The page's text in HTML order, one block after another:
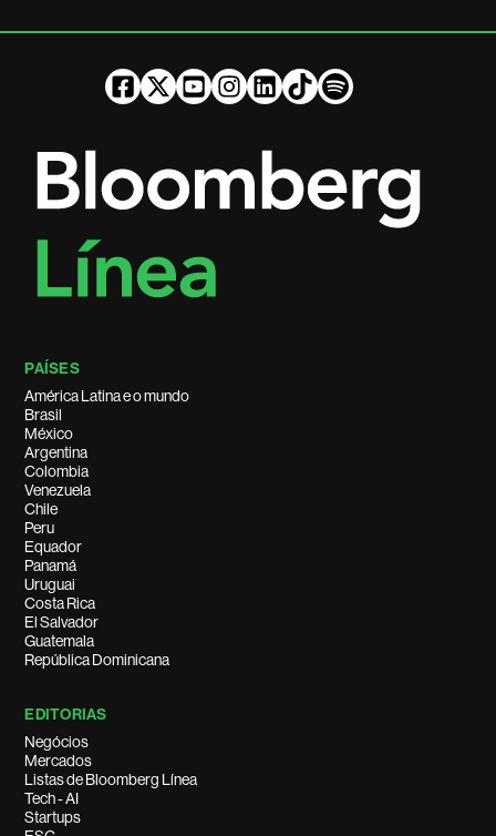
PAÍSES
América Latina e o mundo
Brasil
México
Argentina
Colombia
Venezuela
Chile
Peru
Equador
Panamá
Uruguai
Costa Rica
El Salvador
Guatemala
República Dominicana
EDITORIAS
Negócios
Mercados
Listas de Bloomberg Línea
Tech - AI
Startups